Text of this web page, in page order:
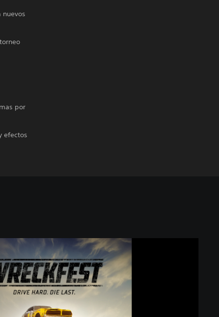
nuevos
por
efectos